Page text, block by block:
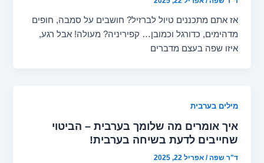
אז אתם מתכננים טיול לברזיל? חושבים על סמבה, חופים
מדהימים, כדורגל וכמובן… קפיריניה? מעולה! אבל רגע,
איזו שפה בעצם מדברים
מילים בערבית
איך אומרים מה שלומך בערבית – הביטוי
שחייבים לדעת בשיחה בערבית!
ד"ר שפה/אפריל 22, 2025